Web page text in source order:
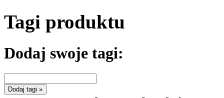
Tagi produktu
Dodaj swoje tagi:
Dodaj tagi »